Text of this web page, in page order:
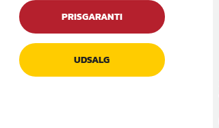
PRISGARANTI
UDSALG